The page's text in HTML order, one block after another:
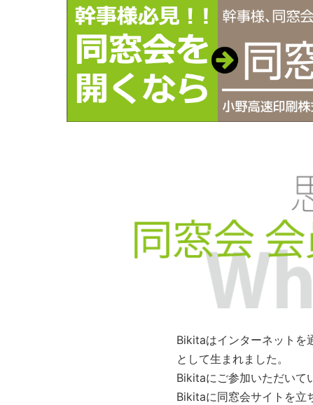
Bikitaはインターネットを
として生まれました。
Bikitaにご参加いただいて
Bikitaに同窓会サイトを立